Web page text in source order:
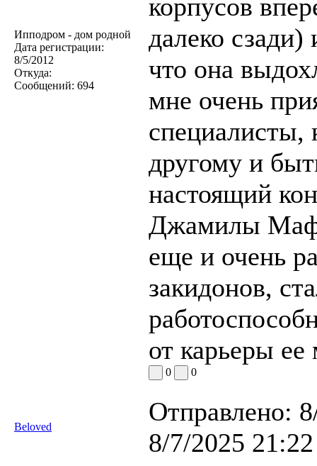
Ипподром - дом родной
Дата регистрации:
8/5/2012
Откуда:
Сообщений: 694
корпусов
далеко
что она
мне очень
специалисты,
другому и
настоящий
Джамилы Маф.
еще и очень
закидонов,
от карьеры
0 0
Beloved
Отправлено:
8/7/2025 21:22